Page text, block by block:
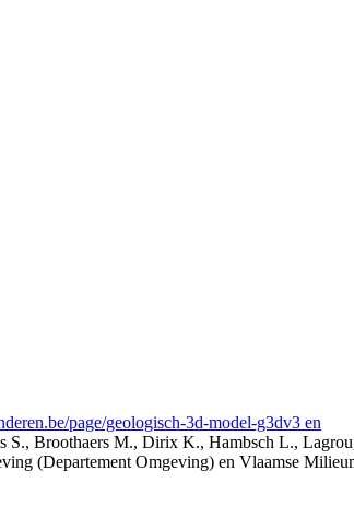
page/geologisch-3d-model-g3dv3 en
S., Broothaers M., Dirix K., Hambsch L.,
(Departement Omgeving) en Vlaamse